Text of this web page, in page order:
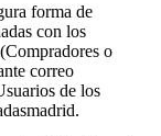
forma de
con los
o
correo
de los